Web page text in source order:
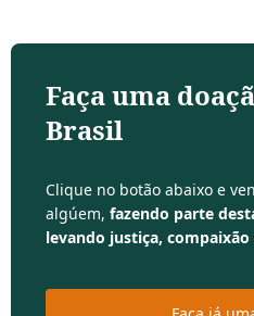
Faça uma
Brasil
Clique no botão abaixo e
algúem, fazendo parte
levando justiça,